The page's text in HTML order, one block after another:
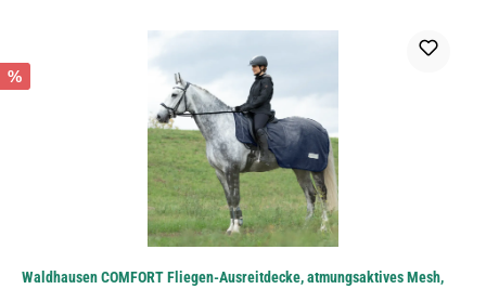
%
Waldhausen COMFORT Fliegen-Ausreitdecke, atmungsaktives Mesh,